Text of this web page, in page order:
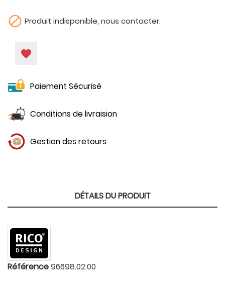
 Produit indisponible, nous contacter.
favorite
Paiement Sécurisé
Conditions de livraision
Gestion des retours
DÉTAILS DU PRODUIT
Référence96698.02.00